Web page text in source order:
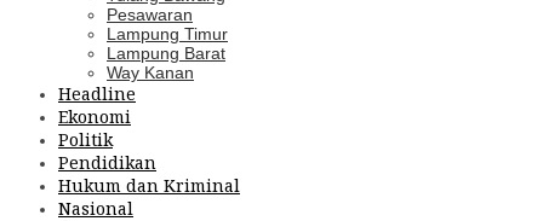
Pesawaran
Lampung Timur
Lampung Barat
Way Kanan
Headline
Ekonomi
Politik
Pendidikan
Hukum dan Kriminal
Nasional